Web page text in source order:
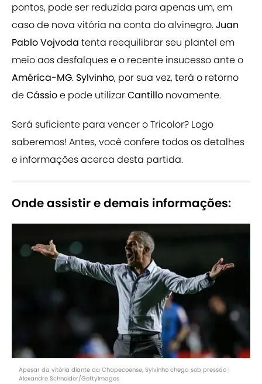
pontos, pode ser reduzida para apenas um, em
caso de nova vitória na conta do alvinegro.Juan
Pablo Vojvoda tenta reequilibrar seu plantel em
meio aos desfalques e o recente insucesso ante o
América-MG. Sylvinho, por sua vez, terá o retorno
deCássioe pode utilizarCantillo novamente.
Será suficiente para vencer o Tricolor? Logo
saberemos! Antes, você confere todos os detalhes
e informações acerca desta partida.
Onde assistir e demais informações:
Apesar da vitória diante da Chapecoense, Sylvinho chega sob pressão |
Alexandre Schneider/GettyImages